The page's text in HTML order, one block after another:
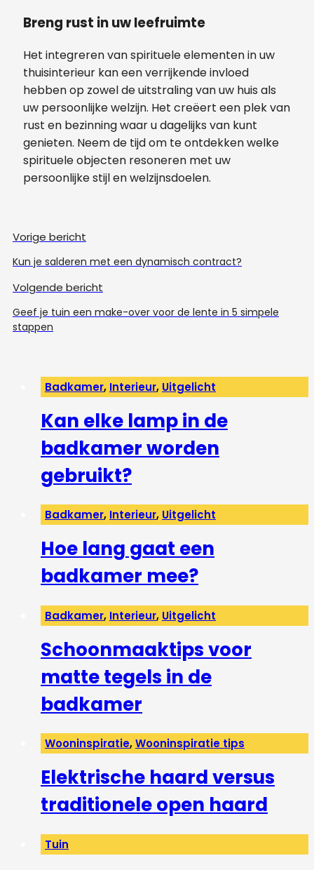
Breng rust in uw leefruimte
Het integreren van spirituele elementen in uw
thuisinterieur kan een verrijkende invloed
hebben op zowel de uitstraling van uw huis als
uw persoonlijke welzijn. Het creëert een plek van
rust en bezinning waar u dagelijks van kunt
genieten. Neem de tijd om te ontdekken welke
spirituele objecten resoneren met uw
persoonlijke stijl en welzijnsdoelen.
Vorige bericht
Kun je salderen met een dynamisch contract?
Volgende bericht
Geef je tuin een make-over voor de lente in 5 simpele
stappen
Badkamer, Interieur, Uitgelicht
Kan elke lamp in de
badkamer worden
gebruikt?
Badkamer, Interieur, Uitgelicht
Hoe lang gaat een
badkamer mee?
Badkamer, Interieur, Uitgelicht
Schoonmaaktips voor
matte tegels in de
badkamer
Wooninspiratie,Wooninspiratie tips
Elektrische haard versus
traditionele open haard
Tuin